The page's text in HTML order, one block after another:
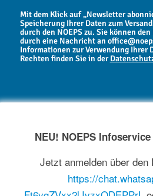
Mit dem Klick auf „Newsletter
Speicherung Ihrer Daten zum
durch den NOEPS zu. Sie können
durch eine Nachricht an
Informationen zur Verwendung Ihrer
Rechten finden Sie in der
NEWSARCHIV
NEU! NOEPS
Jetzt anmelden über den
https://